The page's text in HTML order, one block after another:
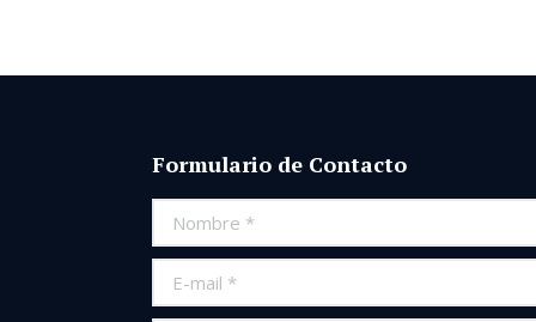
Formulario de Contacto
Nombre *
E-mail *